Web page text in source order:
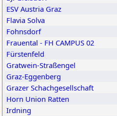
ESV Austria Graz
Flavia Solva
Fohnsdorf
Frauental - FH CAMPUS 02
Fürstenfeld
Gratwein-Straßengel
Graz-Eggenberg
Grazer Schachgesellschaft
Horn Union Ratten
Irdning